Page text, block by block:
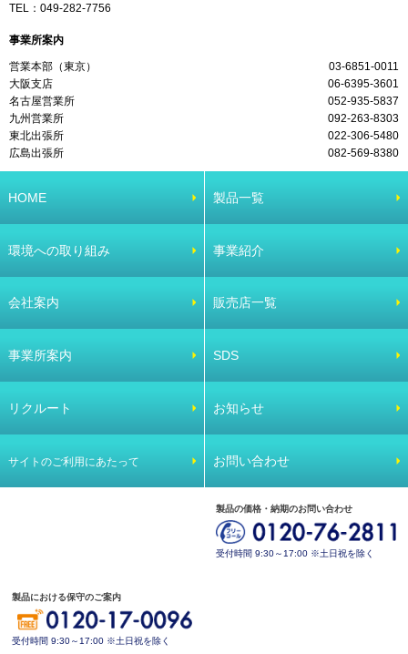
TEL： 049-282-7756
事業所案内
営業本部（東京）
03-6851-0011
大阪支店
06-6395-3601
名古屋営業所
052-935-5837
九州営業所
092-263-8303
東北出張所
022-306-5480
広島出張所
082-569-8380
HOME 製品一覧
環境への取り組み 事業紹介
会社案内 販売店一覧
事業所案内 SDS
リクルート お知らせ
サイトのご利用にあたって お問い合わせ
製品の価格・納期のお問い合わせ
受付時間 9:30～17:00 ※土日祝を除く
製品における保守のご案内
受付時間 9:30～17:00 ※土日祝を除く